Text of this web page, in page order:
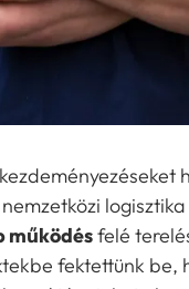
logisztika
felé
fektettünk be,